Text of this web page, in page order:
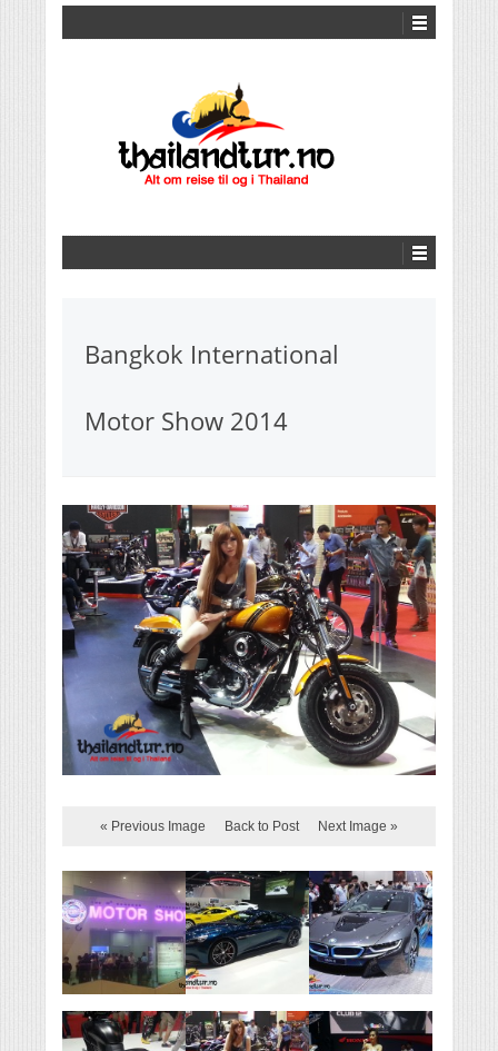
Bangkok International
Motor Show 2014
« Previous Image Back to Post Next Image »